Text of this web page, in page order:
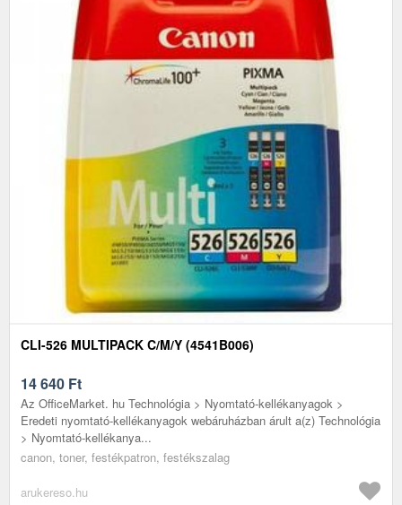
CLI-526 MULTIPACK C/M/Y (4541B006)
14 640 Ft
Az OfficeMarket. hu Technológia > Nyomtató-kellékanyagok >
Eredeti nyomtató-kellékanyagok webáruházban árult a(z) Technológia
> Nyomtató-kellékanya...
canon, toner, festékpatron, festékszalag
arukereso.hu